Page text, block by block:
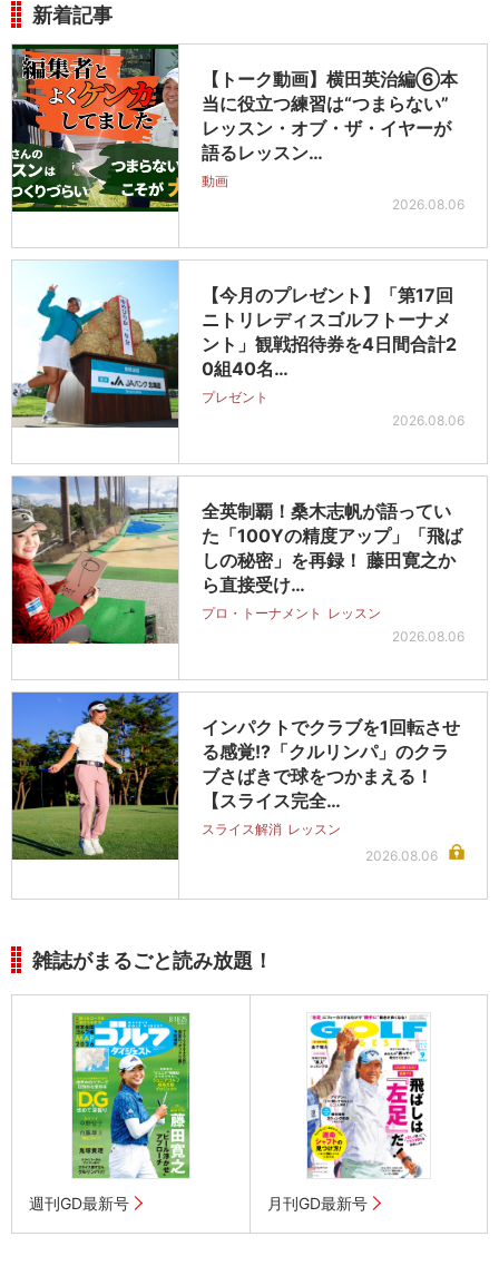
新着記事
【トーク動画】横田英治編⑥本
当に役立つ練習は“つまらない”
レッスン・オブ・ザ・イヤーが
語るレッスン…
動画
2026.08.06
【今月のプレゼント】「第17回
ニトリレディスゴルフトーナメ
ント」観戦招待券を4日間合計2
0組40名…
プレゼント
2026.08.06
全英制覇！桑木志帆が語ってい
た「100Yの精度アップ」「飛ば
しの秘密」を再録！ 藤田寛之か
ら直接受け…
プロ・トーナメント レッスン
2026.08.06
インパクトでクラブを1回転させ
る感覚!?「クルリンパ」のクラ
ブさばきで球をつかまえる！
【スライス完全…
スライス解消 レッスン
2026.08.06
雑誌がまるごと読み放題！
週刊GD最新号 月刊GD最新号